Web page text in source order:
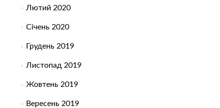
Лютий 2020
Січень 2020
Грудень 2019
Листопад 2019
Жовтень 2019
Вересень 2019